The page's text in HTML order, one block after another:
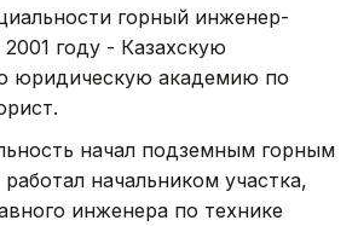
горный инженер-
году - Казахскую
юридическую академию по
начал подземным горным
начальником участка,
инженера по технике